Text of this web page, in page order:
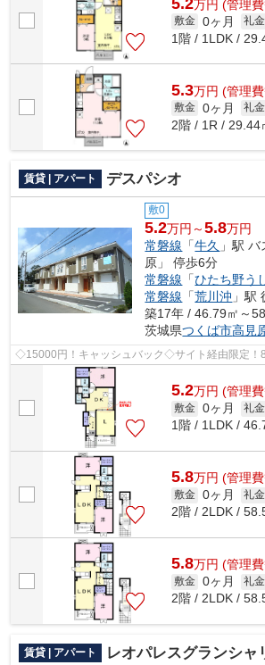
万円 (管理
敷金 0ヶ月 礼金
1階 / 1LDK /
5.3万円 (管理
敷金 0ヶ月 礼金
2階 / 1R / 29.44
賃貸 | アパート デスパシオ
敷0
5.2万円～5.8万円
常磐線 「牛久 」駅
原」 停歩6分
常磐線 「ひたち野う
常磐線 「荒川沖 」駅
築17年 / 46.79㎡～
茨城県つくば市高見
◇15000円！キャッシュバック◇サイト経由限定！
5.2万円 (管理
敷金 0ヶ月 礼金
1階 / 1LDK /
5.8万円 (管理
敷金 0ヶ月 礼金
2階 / 2LDK /
5.8万円 (管理
敷金 0ヶ月 礼金
2階 / 2LDK /
賃貸 | アパート レオパレスグランシャ